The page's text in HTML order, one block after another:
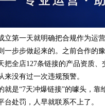
立第一天就明确把合规作为运
一步步做起来的。之前合作的
把全店127条链接的产品资质
没有过一次违规预警。
“7天冲爆链接”的噱头，靠
处罚，人早就联系不上了。